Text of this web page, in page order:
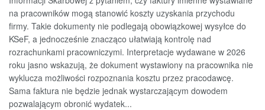
na pracowników mogą stanowić koszty uzyskania przychodu
firmy. Takie dokumenty nie podlegają obowiązkowej wysyłce do
KSeF, a jednocześnie znacząco ułatwiają kontrolę nad
rozrachunkami pracowniczymi. Interpretacje wydawane w 2026
roku jasno wskazują, że dokument wystawiony na pracownika nie
wyklucza możliwości rozpoznania kosztu przez pracodawcę.
Sama faktura nie będzie jednak wystarczającym dowodem
pozwalającym obronić wydatek...